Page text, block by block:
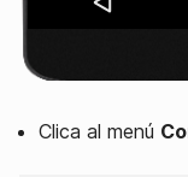
Clica al menú